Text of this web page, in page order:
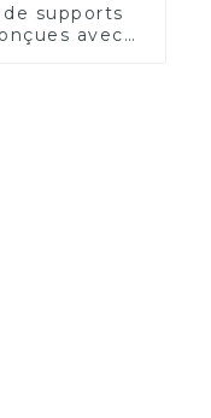
supports
avec